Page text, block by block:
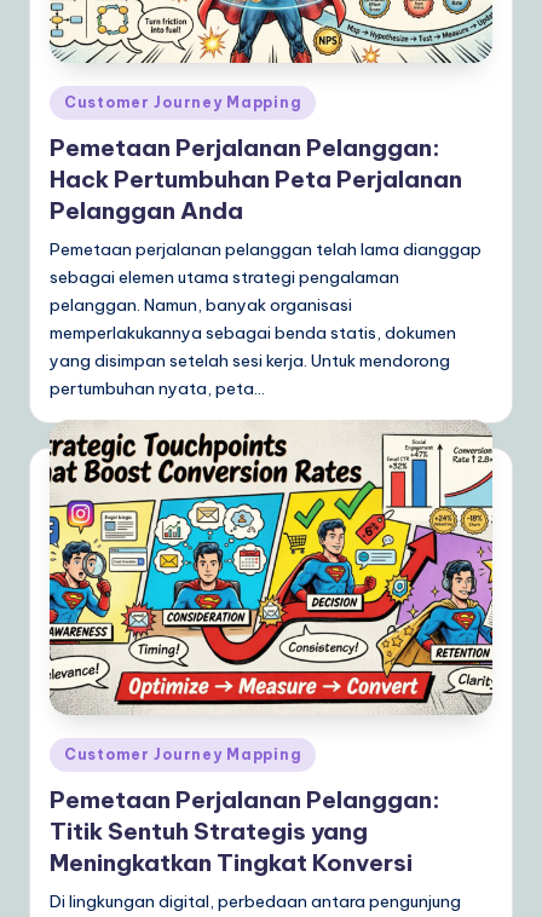
ui
d
e
t
o
A
&
S
o
ft
w
a
r
e
S
o
lu
ti
o
n
s
Posted
in
Customer Journey Mapping
Pemetaan Perjalanan Pelanggan:
Hack Pertumbuhan Peta Perjalanan
Pelanggan Anda
Pemetaan perjalanan pelanggan telah lama dianggap
sebagai elemen utama strategi pengalaman
pelanggan. Namun, banyak organisasi
memperlakukannya sebagai benda statis, dokumen
yang disimpan setelah sesi kerja. Untuk mendorong
pertumbuhan nyata, peta…
Posted
in
Customer Journey Mapping
Pemetaan Perjalanan Pelanggan:
Titik Sentuh Strategis yang
Meningkatkan Tingkat Konversi
Di lingkungan digital, perbedaan antara pengunjung